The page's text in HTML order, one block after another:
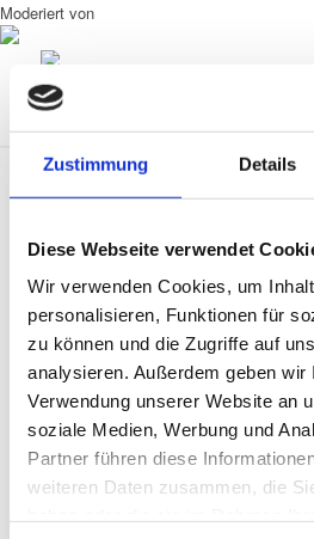
Zustimmung Details
Diese Webseite verwendet
Wir verwenden Cookies, um
personalisieren, Funktionen für
zu können und die Zugriffe auf
analysieren. Außerdem geben
Verwendung unserer Website an
soziale Medien, Werbung und
Partner führen diese
weiteren Daten zusammen, die
Moderiert von
0
Hinterlasse einen
An der Diskussion beteiligen?
Hinterlasse uns deinen Kommentar!